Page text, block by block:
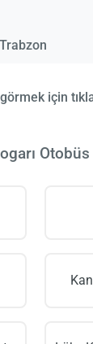
için
Otobüs